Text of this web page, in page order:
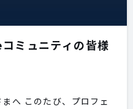
ミュニティの皆様
へ このたび、プロフェ